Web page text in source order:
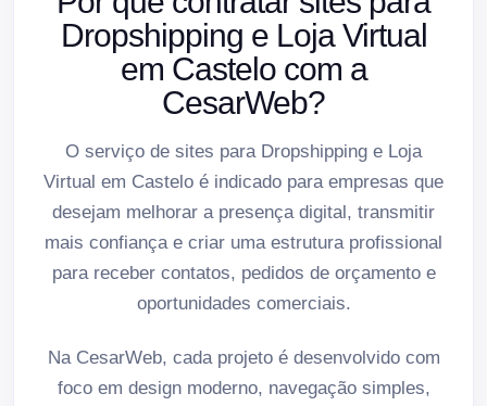
Dropshipping e Loja Virtual
em Castelo com a
CesarWeb?
O serviço de sites para Dropshipping e Loja
Virtual em Castelo é indicado para empresas que
desejam melhorar a presença digital, transmitir
mais confiança e criar uma estrutura profissional
para receber contatos, pedidos de orçamento e
oportunidades comerciais.
Na CesarWeb, cada projeto é desenvolvido com
foco em design moderno, navegação simples,